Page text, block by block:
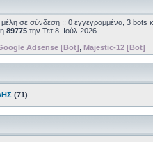
μέλη σε σύνδεση :: 0 εγγεγραμμένα, 3 bots
89775 την Τετ 8. Ιούλ 2026
Adsense [Bot] Majestic-12 [Bot]
(71)